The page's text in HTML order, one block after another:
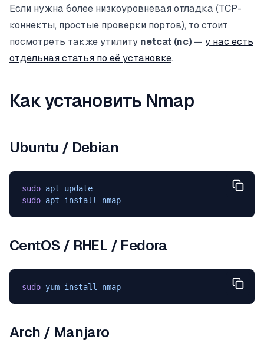
Если нужна более низкоуровневая отладка (TCP-
коннекты, простые проверки портов), то стоит
посмотреть также утилиту netcat (nc) — у нас есть
отдельная статья по её установке.
Как установить Nmap
Ubuntu / Debian
sudo apt update
sudo apt install nmap
CentOS / RHEL / Fedora
sudo yum install nmap
Arch / Manjaro